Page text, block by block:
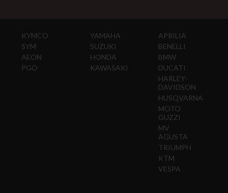
KYMCO
SYM
AEON
PGO
YAMAHA
SUZUKI
HONDA
KAWASAKI
APRILIA
BENELLI
BMW
DUCATI
HARLEY-
DAVIDSON
HUSQVARNA
MOTO
GUZZI
MV
AGUSTA
TRIUMPH
KTM
VESPA